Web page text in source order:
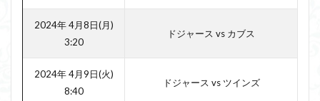
2024年 4月8日(月)
3:20
ドジャース vs カブス
2024年 4月9日(火)
8:40
ドジャース vs ツインズ